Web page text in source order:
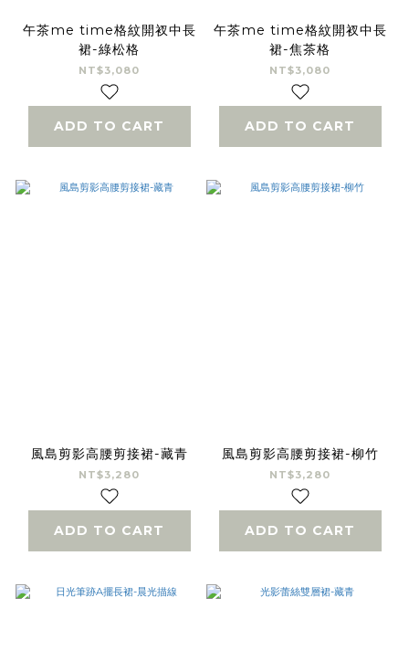
午茶me time格紋開衩中長
裙-綠松格
NT$3,080
ADD TO CART
午茶me time格紋開衩中長
裙-焦茶格
NT$3,080
ADD TO CART
風島剪影高腰剪接裙-藏青
NT$3,280
ADD TO CART
風島剪影高腰剪接裙-柳竹
NT$3,280
ADD TO CART